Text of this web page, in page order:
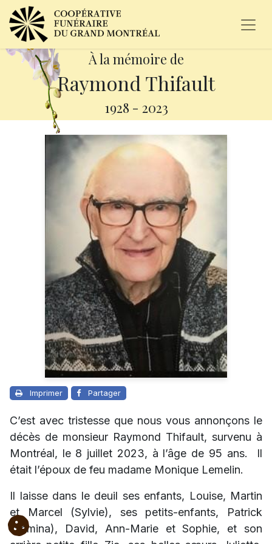
À la mémoire de
Raymond Thifault
1928 - 2023
Imprimer Partager
C’est avec tristesse que nous vous annonçons le
décès de monsieur Raymond Thifault, survenu à
Montréal, le 8 juillet 2023, à l’âge de 95 ans. Il
était l’époux de feu madame Monique Lemelin.
Il laisse dans le deuil ses enfants, Louise, Martin
et Marcel (Sylvie), ses petits-enfants, Patrick
(Samina), David, Ann-Marie et Sophie, et son